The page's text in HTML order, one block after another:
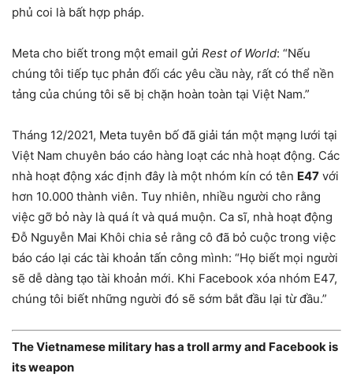
phủ coi là bất hợp pháp.
Meta cho biết trong một email gửi Rest of World: “Nếu
chúng tôi tiếp tục phản đối các yêu cầu này, rất có thể nền
tảng của chúng tôi sẽ bị chặn hoàn toàn tại Việt Nam.”
Tháng 12/2021, Meta tuyên bố đã giải tán một mạng lưới tại
Việt Nam chuyên báo cáo hàng loạt các nhà hoạt động. Các
nhà hoạt động xác định đây là một nhóm kín có tên E47 với
hơn 10.000 thành viên. Tuy nhiên, nhiều người cho rằng
việc gỡ bỏ này là quá ít và quá muộn. Ca sĩ, nhà hoạt động
Đỗ Nguyễn Mai Khôi chia sẻ rằng cô đã bỏ cuộc trong việc
báo cáo lại các tài khoản tấn công mình: “Họ biết mọi người
sẽ dễ dàng tạo tài khoản mới. Khi Facebook xóa nhóm E47,
chúng tôi biết những người đó sẽ sớm bắt đầu lại từ đầu.”
The Vietnamese military has a troll army and Facebook is
its weapon